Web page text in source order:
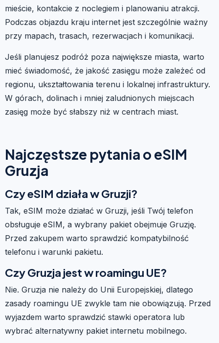
mieście, kontakcie z noclegiem i planowaniu atrakcji.
Podczas objazdu kraju internet jest szczególnie ważny
przy mapach, trasach, rezerwacjach i komunikacji.
Jeśli planujesz podróż poza największe miasta, warto
mieć świadomość, że jakość zasięgu może zależeć od
regionu, ukształtowania terenu i lokalnej infrastruktury.
W górach, dolinach i mniej zaludnionych miejscach
zasięg może być słabszy niż w centrach miast.
Najczęstsze pytania o eSIM
Gruzja
Czy eSIM działa w Gruzji?
Tak, eSIM może działać w Gruzji, jeśli Twój telefon
obsługuje eSIM, a wybrany pakiet obejmuje Gruzję.
Przed zakupem warto sprawdzić kompatybilność
telefonu i warunki pakietu.
Czy Gruzja jest w roamingu UE?
Nie. Gruzja nie należy do Unii Europejskiej, dlatego
zasady roamingu UE zwykle tam nie obowiązują. Przed
wyjazdem warto sprawdzić stawki operatora lub
wybrać alternatywny pakiet internetu mobilnego.